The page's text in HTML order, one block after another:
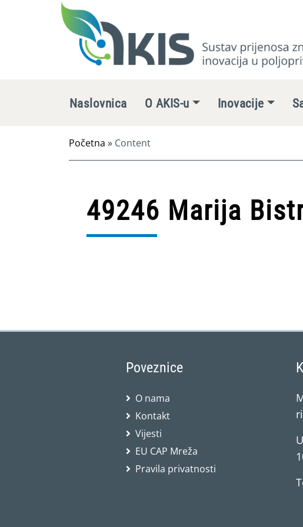
Naslovnica O AKIS-u Inovacije
Početna » Content
49246 Marija
Poveznice
O nama
Kontakt
Vijesti
EU CAP Mreža
Pravila privatnosti